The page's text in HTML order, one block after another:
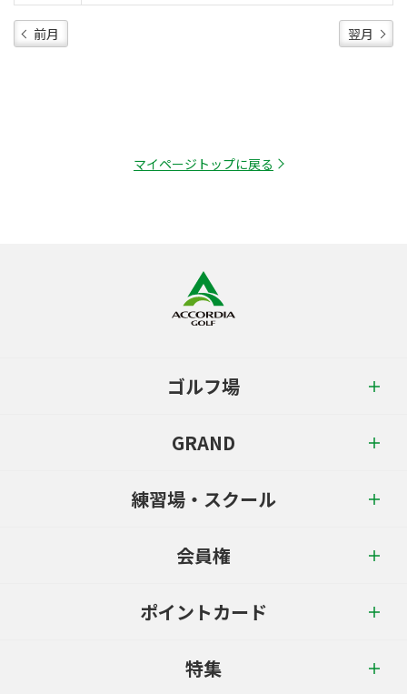
前月 翌月
マイページトップに戻る
ゴルフ場
GRAND
練習場・スクール
会員権
ポイントカード
特集